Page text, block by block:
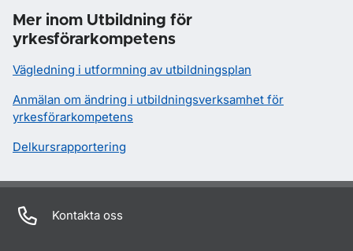
Mer inom Utbildning för
yrkesförarkompetens
Vägledning i utformning av utbildningsplan
Anmälan om ändring i utbildningsverksamhet för
yrkesförarkompetens
Delkursrapportering
Kontakta oss